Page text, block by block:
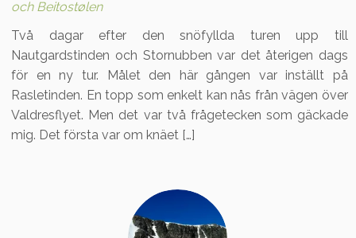
och Beitostølen
Två dagar efter den snöfyllda turen upp till
Nautgardstinden och Stornubben var det återigen dags
för en ny tur. Målet den här gången var inställt på
Rasletinden. En topp som enkelt kan nås från vägen över
Valdresflyet. Men det var två frågetecken som gäckade
mig. Det första var om knäet […]